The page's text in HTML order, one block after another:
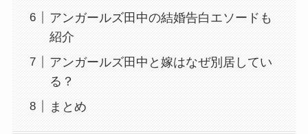
アンガールズ田中の結婚告白エソードも
紹介
アンガールズ田中と嫁はなぜ別居してい
る？
まとめ